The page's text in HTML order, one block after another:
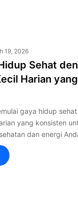
19, 2026
Sehat
Harian yang
gaya hidup
yang konsisten
dan energi